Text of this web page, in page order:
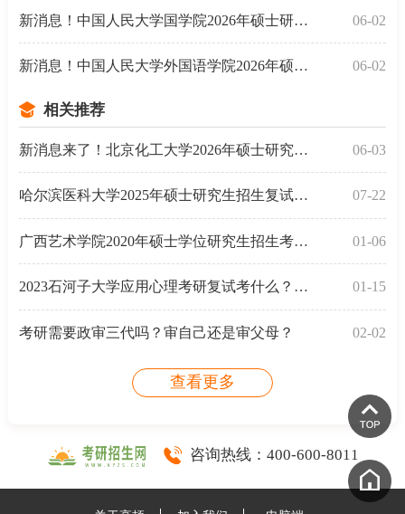
新消息！中国人民大学国学院2026年硕士研究生招 06-02
新消息！中国人民大学外国语学院2026年硕士研究 06-02
相关推荐
新消息来了！北京化工大学2026年硕士研究生招生复试录 06-03
哈尔滨医科大学2025年硕士研究生招生复试和录取工作办 07-22
广西艺术学院2020年硕士学位研究生招生考试复试考试大 01-06
2023石河子大学应用心理考研复试考什么？含复试大纲 01-15
考研需要政审三代吗？审自己还是审父母？ 02-02
查看更多
咨询热线：400-600-8011